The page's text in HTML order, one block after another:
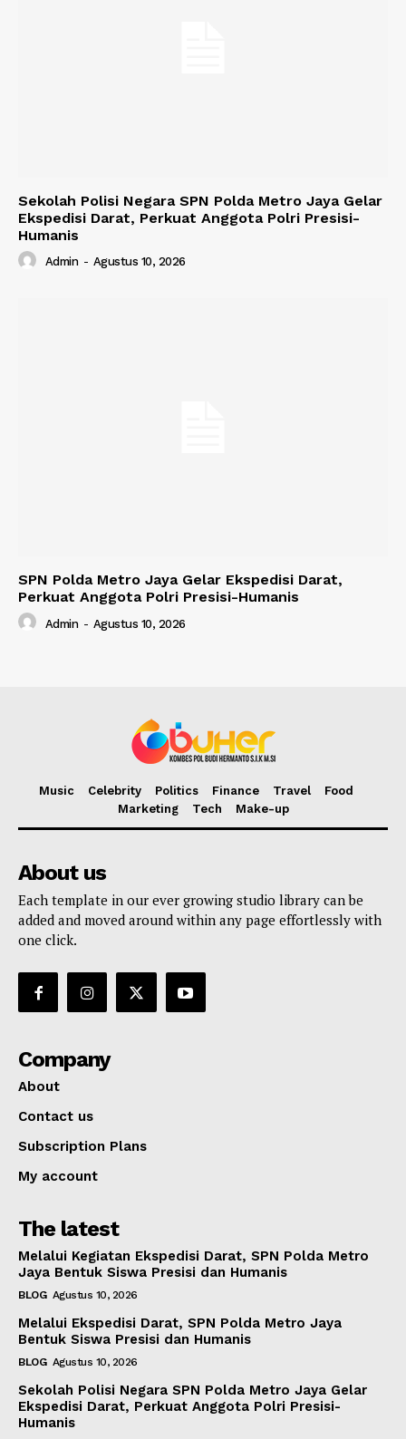
Sekolah Polisi Negara SPN Polda Metro Jaya Gelar
Ekspedisi Darat, Perkuat Anggota Polri Presisi-
Humanis
Admin - Agustus 10, 2026
SPN Polda Metro Jaya Gelar Ekspedisi Darat,
Perkuat Anggota Polri Presisi-Humanis
Admin - Agustus 10, 2026
Music Celebrity Politics Finance Travel
Food
Marketing
Tech Make-up
About us
Each template in our ever growing studio library can be
added and moved around within any page effortlessly with
one click.
Company
About
Contact us
Subscription Plans
My account
The latest
Melalui Kegiatan Ekspedisi Darat, SPN Polda Metro
Jaya Bentuk Siswa Presisi dan Humanis
BLOG Agustus 10, 2026
Melalui Ekspedisi Darat, SPN Polda Metro Jaya
Bentuk Siswa Presisi dan Humanis
BLOG Agustus 10, 2026
Sekolah Polisi Negara SPN Polda Metro Jaya Gelar
Ekspedisi Darat, Perkuat Anggota Polri Presisi-
Humanis